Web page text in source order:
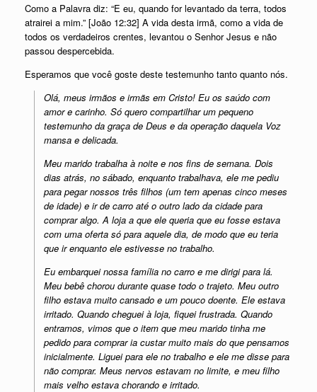
Como a Palavra diz: “E eu, quando for levantado da terra, todos
atrairei a mim.” [João 12:32] A vida desta irmã, como a vida de
todos os verdadeiros crentes, levantou o Senhor Jesus e não
passou despercebida.
Esperamos que você goste deste testemunho tanto quanto nós.
Olá, meus irmãos e irmãs em Cristo! Eu os saúdo com
amor e carinho. Só quero compartilhar um pequeno
testemunho da graça de Deus e da operação daquela Voz
mansa e delicada.
Meu marido trabalha à noite e nos fins de semana. Dois
dias atrás, no sábado, enquanto trabalhava, ele me pediu
para pegar nossos três filhos (um tem apenas cinco meses
de idade) e ir de carro até o outro lado da cidade para
comprar algo. A loja a que ele queria que eu fosse estava
com uma oferta só para aquele dia, de modo que eu teria
que ir enquanto ele estivesse no trabalho.
Eu embarquei nossa família no carro e me dirigi para lá.
Meu bebê chorou durante quase todo o trajeto. Meu outro
filho estava muito cansado e um pouco doente. Ele estava
irritado. Quando cheguei à loja, fiquei frustrada. Quando
entramos, vimos que o item que meu marido tinha me
pedido para comprar ia custar muito mais do que pensamos
inicialmente. Liguei para ele no trabalho e ele me disse para
não comprar. Meus nervos estavam no limite, e meu filho
mais velho estava chorando e irritado.